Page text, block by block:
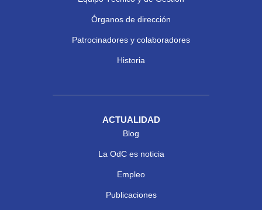
Órganos de dirección
Patrocinadores y colaboradores
Historia
ACTUALIDAD
Blog
La OdC es noticia
Empleo
Publicaciones